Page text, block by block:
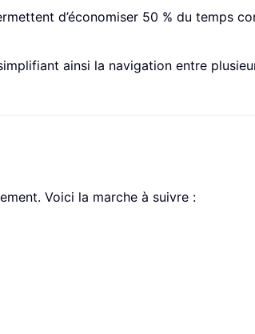
d’économiser 50 % du temps
ainsi la navigation entre
Voici la marche à suivre :